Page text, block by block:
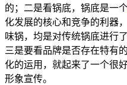
的；二是看锅底，锅底是一
化发展的核心和竞争的利器
味锅，均是对传统锅底进行
三是要看品牌是否存在特有
化的运用，就起来了一个很
形象宣传。